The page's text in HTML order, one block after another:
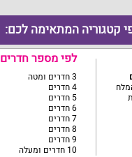
קטגוריה המתאימה לכם:
לפי מספר חדרים
3 חדרים ומטה
4 חדרים
5 חדרים
6 חדרים
7 חדרים
8 חדרים
9 חדרים
10 חדרים ומעלה